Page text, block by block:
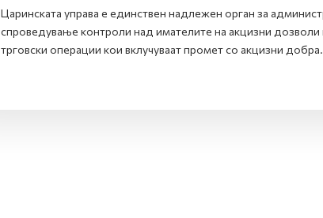
Царинската управа е единствен надлежен орган за
спроведување контроли над имателите на акцизни дозволи
трговски операции кои вклучуваат промет со акцизни добра.